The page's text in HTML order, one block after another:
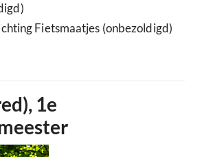
Fietsmaatjes (onbezoldigd)
1e